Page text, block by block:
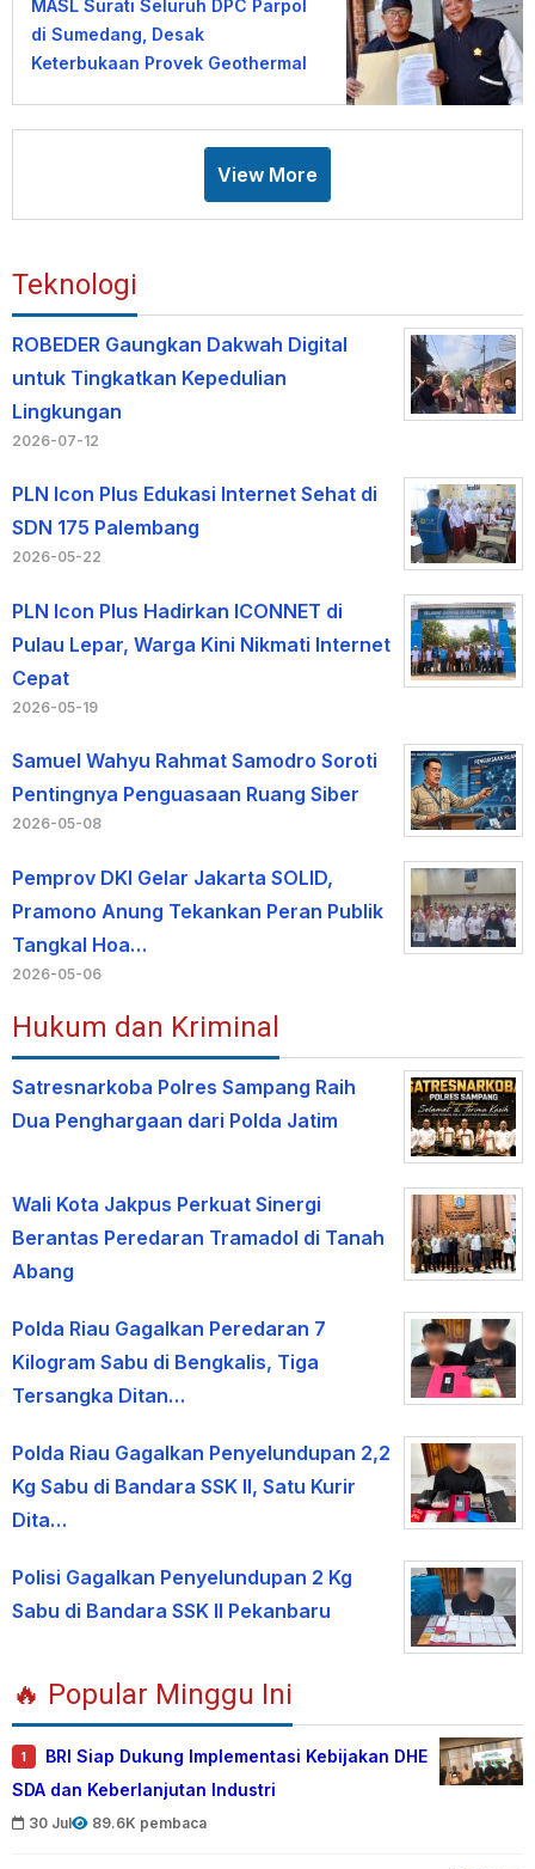
MASL Surati Seluruh DPC Parpol
di Sumedang, Desak
Keterbukaan Proyek Geothermal
View More
Teknologi
ROBEDER Gaungkan Dakwah Digital
untuk Tingkatkan Kepedulian
Lingkungan
2026-07-12
PLN Icon Plus Edukasi Internet Sehat di
SDN 175 Palembang
2026-05-22
PLN Icon Plus Hadirkan ICONNET di
Pulau Lepar, Warga Kini Nikmati Internet
Cepat
2026-05-19
Samuel Wahyu Rahmat Samodro Soroti
Pentingnya Penguasaan Ruang Siber
2026-05-08
Pemprov DKI Gelar Jakarta SOLID,
Pramono Anung Tekankan Peran Publik
Tangkal Hoa…
2026-05-06
Hukum dan Kriminal
Satresnarkoba Polres Sampang Raih
Dua Penghargaan dari Polda Jatim
Wali Kota Jakpus Perkuat Sinergi
Berantas Peredaran Tramadol di Tanah
Abang
Polda Riau Gagalkan Peredaran 7
Kilogram Sabu di Bengkalis, Tiga
Tersangka Ditan…
Polda Riau Gagalkan Penyelundupan 2,2
Kg Sabu di Bandara SSK II, Satu Kurir
Dita…
Polisi Gagalkan Penyelundupan 2 Kg
Sabu di Bandara SSK II Pekanbaru
🔥 Popular Minggu Ini
1
BRI Siap Dukung Implementasi Kebijakan DHE
SDA dan Keberlanjutan Industri
30 Jul 89.6K pembaca